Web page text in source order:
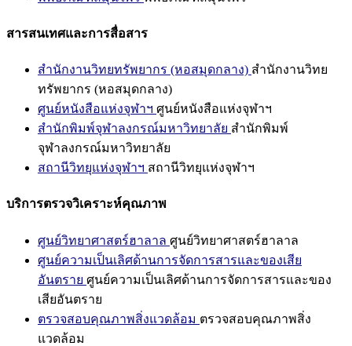
สารสนเทศและการสื่อสาร
สำนักงานวิทยทรัพยากร (หอสมุดกลาง) สำนักงานวิทย
ทรัพยากร (หอสมุดกลาง)
ศูนย์หนังสือแห่งจุฬาฯ ศูนย์หนังสือแห่งจุฬาฯ
สำนักพิมพ์จุฬาลงกรณ์มหาวิทยาลัย สำนักพิมพ์
จุฬาลงกรณ์มหาวิทยาลัย
สถานีวิทยุแห่งจุฬาฯ สถานีวิทยุแห่งจุฬาฯ
บริการตรวจวิเคราะห์คุณภาพ
ศูนย์วิทยาศาสตร์ฮาลาล ศูนย์วิทยาศาสตร์ฮาลาล
ศูนย์ความเป็นเลิศด้านการจัดการสารและของเสีย
อันตราย ศูนย์ความเป็นเลิศด้านการจัดการสารและของ
เสียอันตราย
ตรวจสอบคุณภาพสิ่งแวดล้อม ตรวจสอบคุณภาพสิ่ง
แวดล้อม